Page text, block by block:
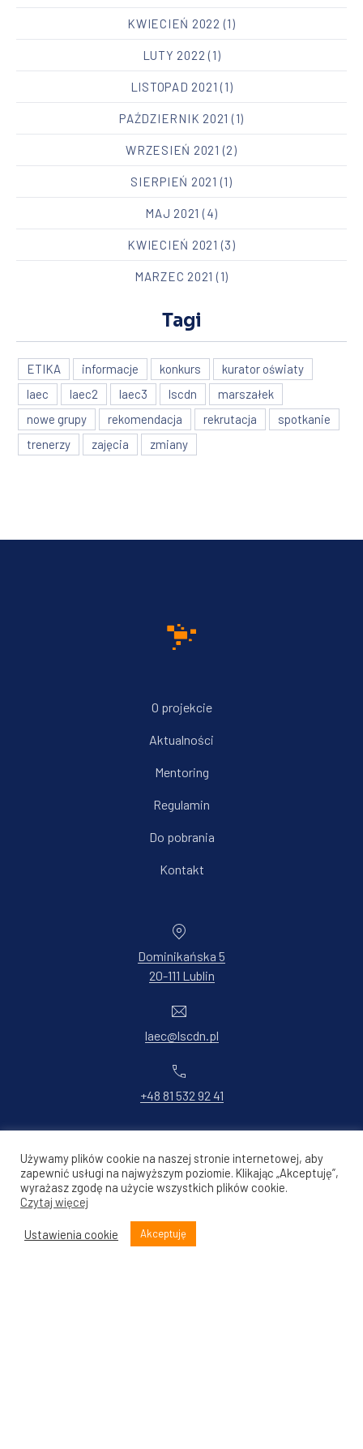
KWIECIEŃ 2022 (1)
LUTY 2022 (1)
LISTOPAD 2021 (1)
PAŹDZIERNIK 2021 (1)
WRZESIEŃ 2021 (2)
SIERPIEŃ 2021 (1)
MAJ 2021 (4)
KWIECIEŃ 2021 (3)
MARZEC 2021 (1)
Tagi
ETIKA informacje konkurs
kurator oświaty
laec
laec2 laec3 lscdn
marszałek
nowe grupy
rekomendacja rekrutacja
spotkanie
trenerzy
zajęcia zmiany
O projekcie
Aktualności
Mentoring
Regulamin
Do pobrania
Kontakt
Dominikańska 5
20-111 Lublin
laec@lscdn.pl
+48 81 532 92 41
Cyfrowej LSCDN
WordPress Theme byFORQYNew Window
Back to Top
Używamy plików cookie na naszej stronie internetowej, aby
zapewnić usługi na najwyższym poziomie. Klikając „Akceptuję”,
wyrażasz zgodę na użycie wszystkich plików cookie.
Czytaj więcej
Ustawienia cookie Akceptuję